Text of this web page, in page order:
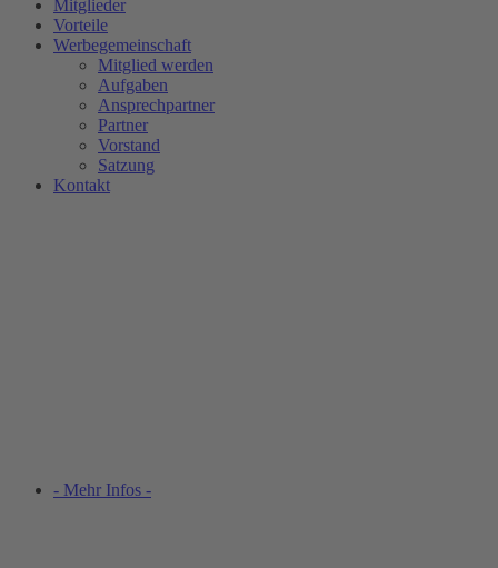
Mitglieder
Vorteile
Werbegemeinschaft
Mitglied werden
Aufgaben
Ansprechpartner
Partner
Vorstand
Satzung
Kontakt
- Mehr Infos -